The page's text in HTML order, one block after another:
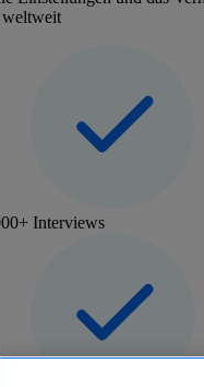
weltweit
Interviews